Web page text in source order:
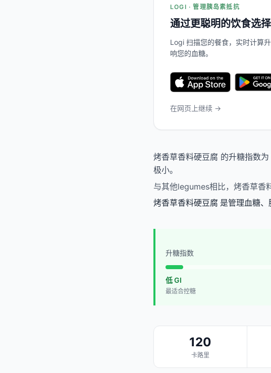
LOGI · 管理胰岛素抵抗
通过更聪明的饮食选
Logi 扫描您的餐食，实时计算
响您的血糖。
在网页上继续 →
烤香草香料硬豆腐 的升糖指数
极小。
与其他legumes相比，烤香草香
烤香草香料硬豆腐 是管理血糖、
升糖指数
低 GI
最适合控糖
120
卡路里